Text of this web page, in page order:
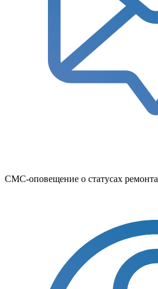
СМС-оповещение о статусах ремонта